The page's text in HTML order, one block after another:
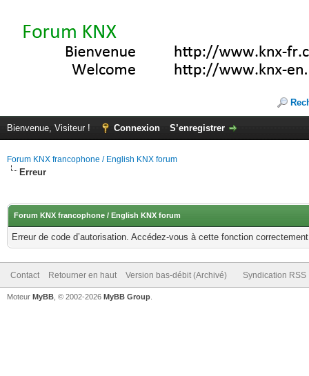
Bienvenue, Visiteur ! Connexion S’enregistrer
Forum KNX francophone / English KNX forum
Erreur
Forum KNX francophone / English KNX forum
Erreur de code d’autorisation. Accédez-vous à cette fonction
Contact Retourner en haut Version bas-débit (Archivé) Syndication RSS
Moteur MyBB , © 2002-2026 MyBB Group